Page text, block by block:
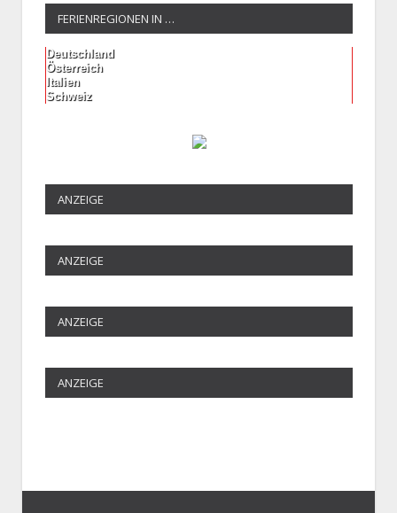
FERIENREGIONEN IN …
Deutschland
Österreich
Italien
Schweiz
ANZEIGE
ANZEIGE
ANZEIGE
ANZEIGE